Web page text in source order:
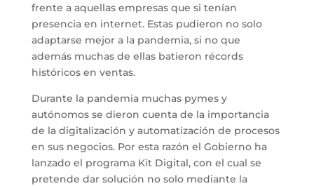
frente a aquellas empresas que si tenían
presencia en internet. Estas pudieron no solo
adaptarse mejor a la pandemia, si no que
además muchas de ellas batieron récords
históricos en ventas.
Durante la pandemia muchas pymes y
autónomos se dieron cuenta de la importancia
de la digitalización y automatización de procesos
en sus negocios. Por esta razón el Gobierno ha
lanzado el programa Kit Digital, con el cual se
pretende dar solución no solo mediante la